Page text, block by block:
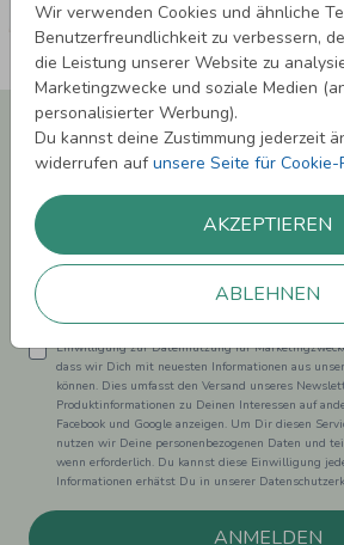
Wir verwenden Cookies und ähnliche
Benutzerfreundlichkeit zu verbessern,
die Leistung unserer Website zu
Marketingzwecke und soziale Medien
personalisierter Werbung).
Du kannst deine Zustimmung jederzeit
widerrufen aufunsere Seite für Cookie-
AKZEPTIEREN
ABLEHNEN
Newsletter abonnieren und 5,00
sichern!
Laufenden.
Einwilligung zur Datennutzung für
dass wir Dich mit neuesten Informationen aus
können. Dies umfasst den Versand unseres
Produktinformationen zu Deinen Interessen auf
Facebook und Google anzeigen. Um Dir diesen
nutzen wir Deine personenbezogenen Daten und
wenn erforderlich. Du kannst diese Einwilligung
Informationen erhätst Du in unserer
ANMELDEN